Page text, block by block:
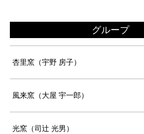
グループ
杏里窯（宇野 房子）
風来窯（大屋 宇一郎）
光窯（司辻 光男）